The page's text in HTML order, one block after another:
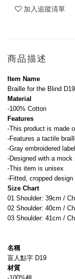
加入追蹤清單
商品描述
Item Name
Braille for the Blind D19
Material
-100% Cotton
Features
-This product is made
-Features a tactile
-Gray embroidered
-Designed with a mock
-This item is unisex
-Fitted, cropped design
Size Chart
01 Shoulder: 39cm /
02 Shoulder: 40cm /
03 Shoulder: 41cm /
名稱
盲人點字 D19
材質